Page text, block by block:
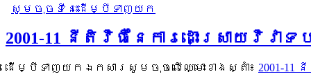
សូមចុចទីនេះដើម្បីទាញយក
2001-11 នីតិវិធីនៃការដោះស្រាយវិ
ដើម្បីទាញយកឯកសារសូមចុចលើឈ្មោះខាងស្តាំ៖ 2001-